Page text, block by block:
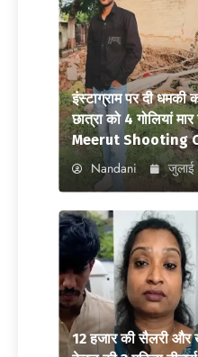
इंस्टाग्राम पर दी धमकी
छात्रा को 4 गोलियां
Meerut Shooting
Nandani
12 हजार की सैलरी और